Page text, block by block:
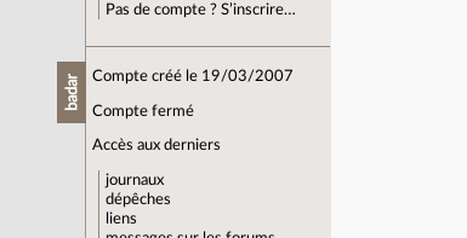
Pas de compte ? S’inscrire…
badar Compte créé le 19/03/2007
Compte fermé
Accès aux derniers
journaux
dépêches
liens